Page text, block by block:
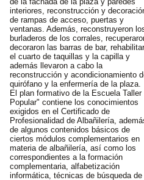
interiores, reconstrucción y
de rampas de acceso, puertas y
ventanas. Además, reconstruyeron
burladeros de los corrales,
decoraron las barras de bar,
el cuarto de taquillas y la capilla y
además llevaron a cabo la
reconstrucción y acondicionamiento
quirófano y la enfermería de la plaza.
El plan formativo de la Escuela Taller
Popular" contiene los conocimientos
exigidos en el Certificado de
Profesionalidad de Albañilería,
de algunos contenidos básicos de
ciertos módulos complementarios en
materia de albañilería, así como los
correspondientes a la formación
complementaria, alfabetización
informática, técnicas de búsqueda